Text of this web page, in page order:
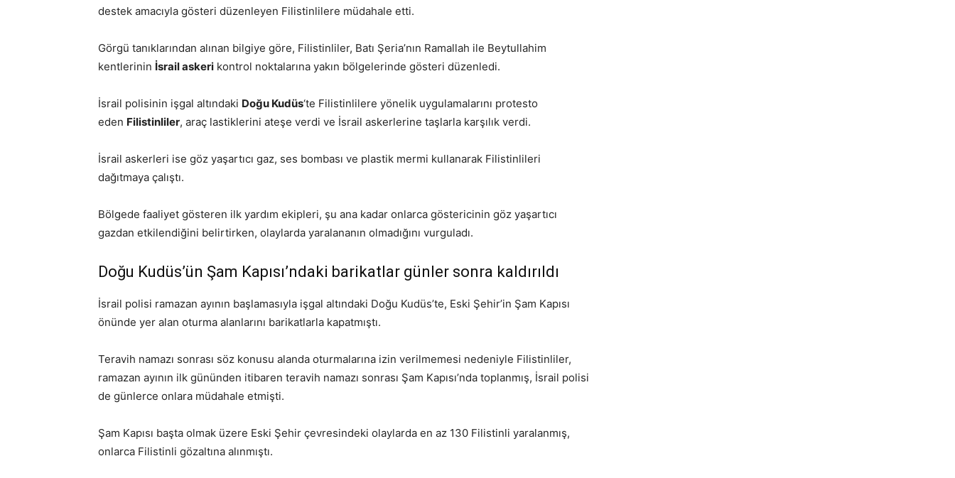
destek amacıyla gösteri düzenleyen Filistinlilere müdahale etti.
Görgü tanıklarından alınan bilgiye göre, Filistinliler, Batı Şeria’nın Ramallah ile Beytullahim
kentlerinin İsrail askeri kontrol noktalarına yakın bölgelerinde gösteri düzenledi.
İsrail polisinin işgal altındaki Doğu Kudüs‘te Filistinlilere yönelik uygulamalarını protesto
eden Filistinliler, araç lastiklerini ateşe verdi ve İsrail askerlerine taşlarla karşılık verdi.
İsrail askerleri ise göz yaşartıcı gaz, ses bombası ve plastik mermi kullanarak Filistinlileri
dağıtmaya çalıştı.
Bölgede faaliyet gösteren ilk yardım ekipleri, şu ana kadar onlarca göstericinin göz yaşartıcı
gazdan etkilendiğini belirtirken, olaylarda yaralananın olmadığını vurguladı.
Doğu Kudüs’ün Şam Kapısı’ndaki barikatlar günler sonra kaldırıldı
İsrail polisi ramazan ayının başlamasıyla işgal altındaki Doğu Kudüs’te, Eski Şehir’in Şam Kapısı
önünde yer alan oturma alanlarını barikatlarla kapatmıştı.
Teravih namazı sonrası söz konusu alanda oturmalarına izin verilmemesi nedeniyle Filistinliler,
ramazan ayının ilk gününden itibaren teravih namazı sonrası Şam Kapısı’nda toplanmış, İsrail polisi
de günlerce onlara müdahale etmişti.
Şam Kapısı başta olmak üzere Eski Şehir çevresindeki olaylarda en az 130 Filistinli yaralanmış,
onlarca Filistinli gözaltına alınmıştı.